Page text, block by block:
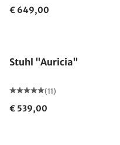
€ 649,00
Stuhl "Auricia"
(11)
€ 539,00